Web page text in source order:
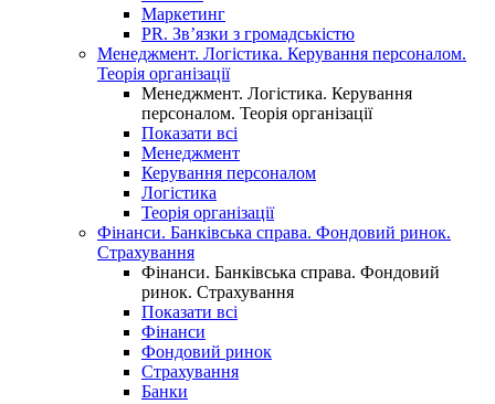
Маркетинг
PR. Зв’язки з громадськістю
Менеджмент. Логістика. Керування персоналом.
Теорія організації
Менеджмент. Логістика. Керування
персоналом. Теорія організації
Показати всі
Менеджмент
Керування персоналом
Логістика
Теорія організації
Фінанси. Банківська справа. Фондовий ринок.
Страхування
Фінанси. Банківська справа. Фондовий
ринок. Страхування
Показати всі
Фінанси
Фондовий ринок
Страхування
Банки